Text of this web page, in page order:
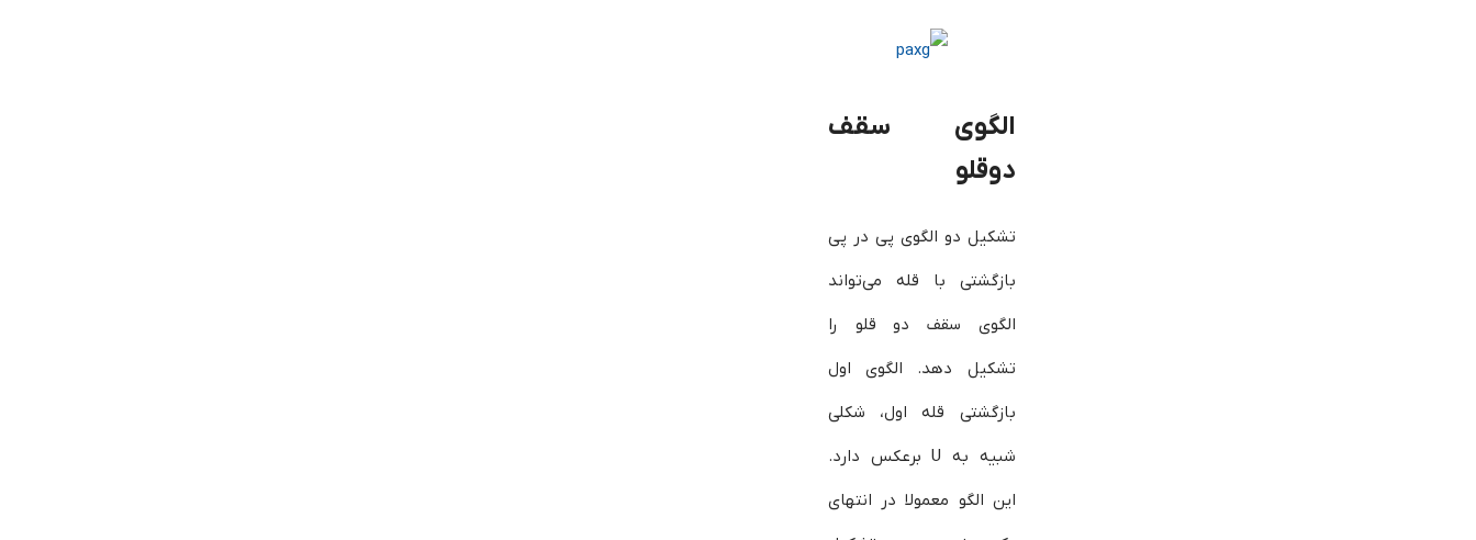
الگوی سقف
دوقلو
تشکیل دو الگوی پی در پی
بازگشتی با قله می‌تواند
الگوی سقف دو قلو را
تشکیل دهد. الگوی اول
بازگشتی قله اول، شکلی
شبیه به U برعکس دارد.
این الگو معمولا در انتهای